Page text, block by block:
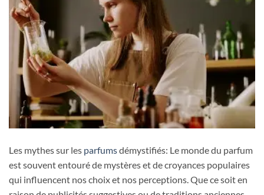
Les mythes sur les parfumsdémystifiés: Le monde du parfum
est souvent entouré de mystères et de croyances populaires
qui influencent nos choix et nos perceptions. Que ce soit en